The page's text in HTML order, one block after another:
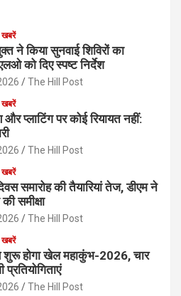
खबरें
ने किया सुनवाई शिविरों का
को दिए स्पष्ट निर्देश
The Hill Post
खबरें
और प्लाटिंग पर कोई रियायत नहीं:
The Hill Post
खबरें
समारोह की तैयारियां तेज, डीएम ने
समीक्षा
The Hill Post
खबरें
शुरू होगा खेल महाकुंभ-2026, चार
प्रतियोगिताएं
The Hill Post